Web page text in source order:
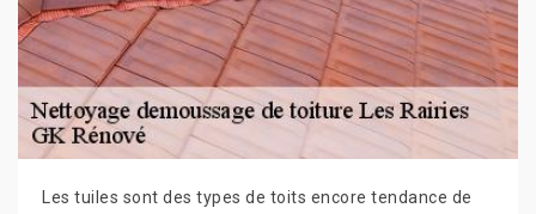
Les tuiles sont des types de toits encore tendance de